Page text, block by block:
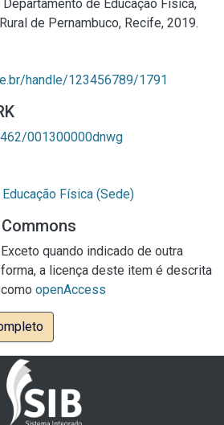
de Educação Física,
de Pernambuco, Recife, 2019.
handle/123456789/1791
001300000dnwg
Física (Sede)
Exceto quando indicado de outra
forma, a licença deste item é descrita
como openAccess